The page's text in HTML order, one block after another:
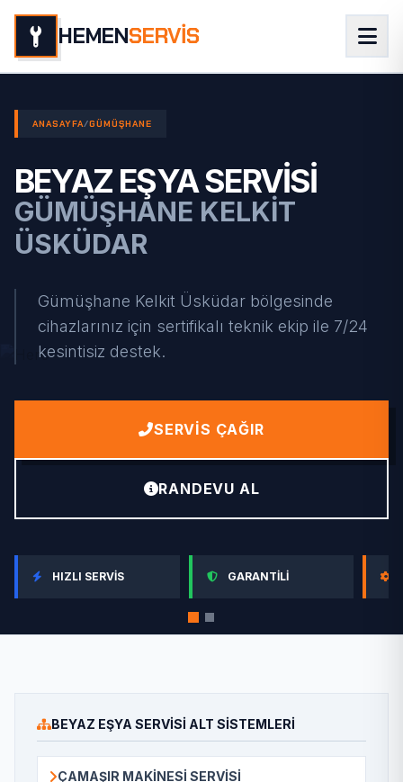
HEMENSERVİS
ANASAYFA/GÜMÜŞHANE
BEYAZ EŞYA SERVISI
GÜMÜŞHANE KELKIT
ÜSKÜDAR
Gümüşhane Kelkit Üsküdar bölgesinde
cihazlarınız için sertifikalı teknik ekip ile 7/24
kesintisiz destek.
SERVIS ÇAĞIR
RANDEVU AL
HIZLI SERVIS GARANTILI
BEYAZ EŞYA SERVISI ALT SISTEMLERI
ÇAMAŞIR MAKINESI SERVISI